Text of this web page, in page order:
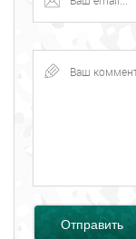
Отправить